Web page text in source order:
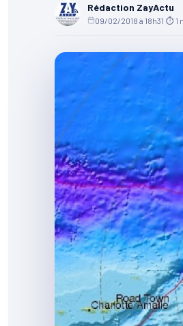
Rédaction ZayActu
09/02/2018 à 18h31 ⏱ 1